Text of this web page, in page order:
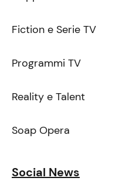
Fiction e Serie TV
Programmi TV
Reality e Talent
Soap Opera
Social News